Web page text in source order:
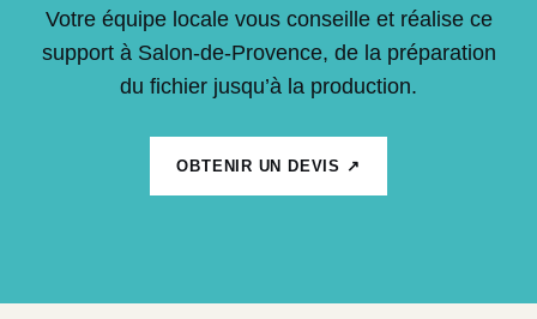
Votre équipe locale vous conseille et réalise ce
support à Salon-de-Provence, de la préparation
du fichier jusqu’à la production.
OBTENIR UN DEVIS ↗